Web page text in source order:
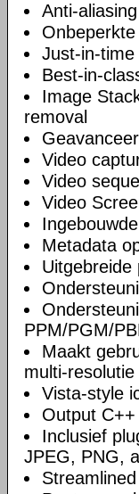
Anti-
Just-in-
Best-in-
Image
removal
Video
Video
Video
Metadata
Uitgebreide
PPM/PGM/
Maakt
multi-resolutie
Vista-style
Output
Inclusief
JPEG, PNG,